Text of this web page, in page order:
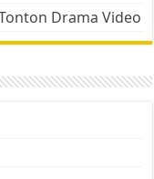
Drama Video